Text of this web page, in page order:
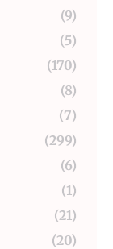
(9)
(5)
(170)
(8)
(7)
(299)
(6)
(1)
(21)
(20)